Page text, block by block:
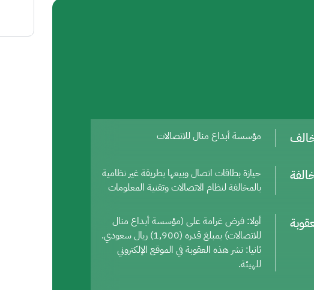
مؤسسة أبداع منال للاتصالات
حيازة بطاقات اتصال وبيعها بطريقة غير نظامية
بالمخالفة لنظام الاتصالات وتقنية المعلومات
أولا: فرض غرامة على (مؤسسة أبداع منال
للاتصالات) بمبلغ قدره (1,900) ريال سعودي.
ثانيا: نشر هذه العقوبة في الموقع الإلكتروني
للهيئة.